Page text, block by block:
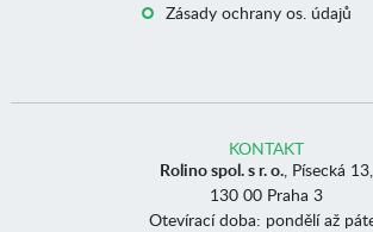
Zásady ochrany os. údajů
KONTAKT
Rolino spol. s r. o., Písecká 13,
130 00 Praha 3
Otevírací doba: pondělí až